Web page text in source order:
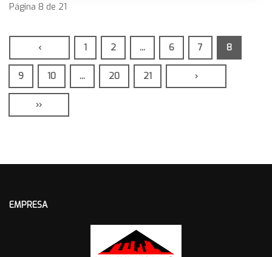
Página 8 de 21
‹ 1 2 ... 6 7 8
9 10 ... 20 21 ›
››
EMPRESA